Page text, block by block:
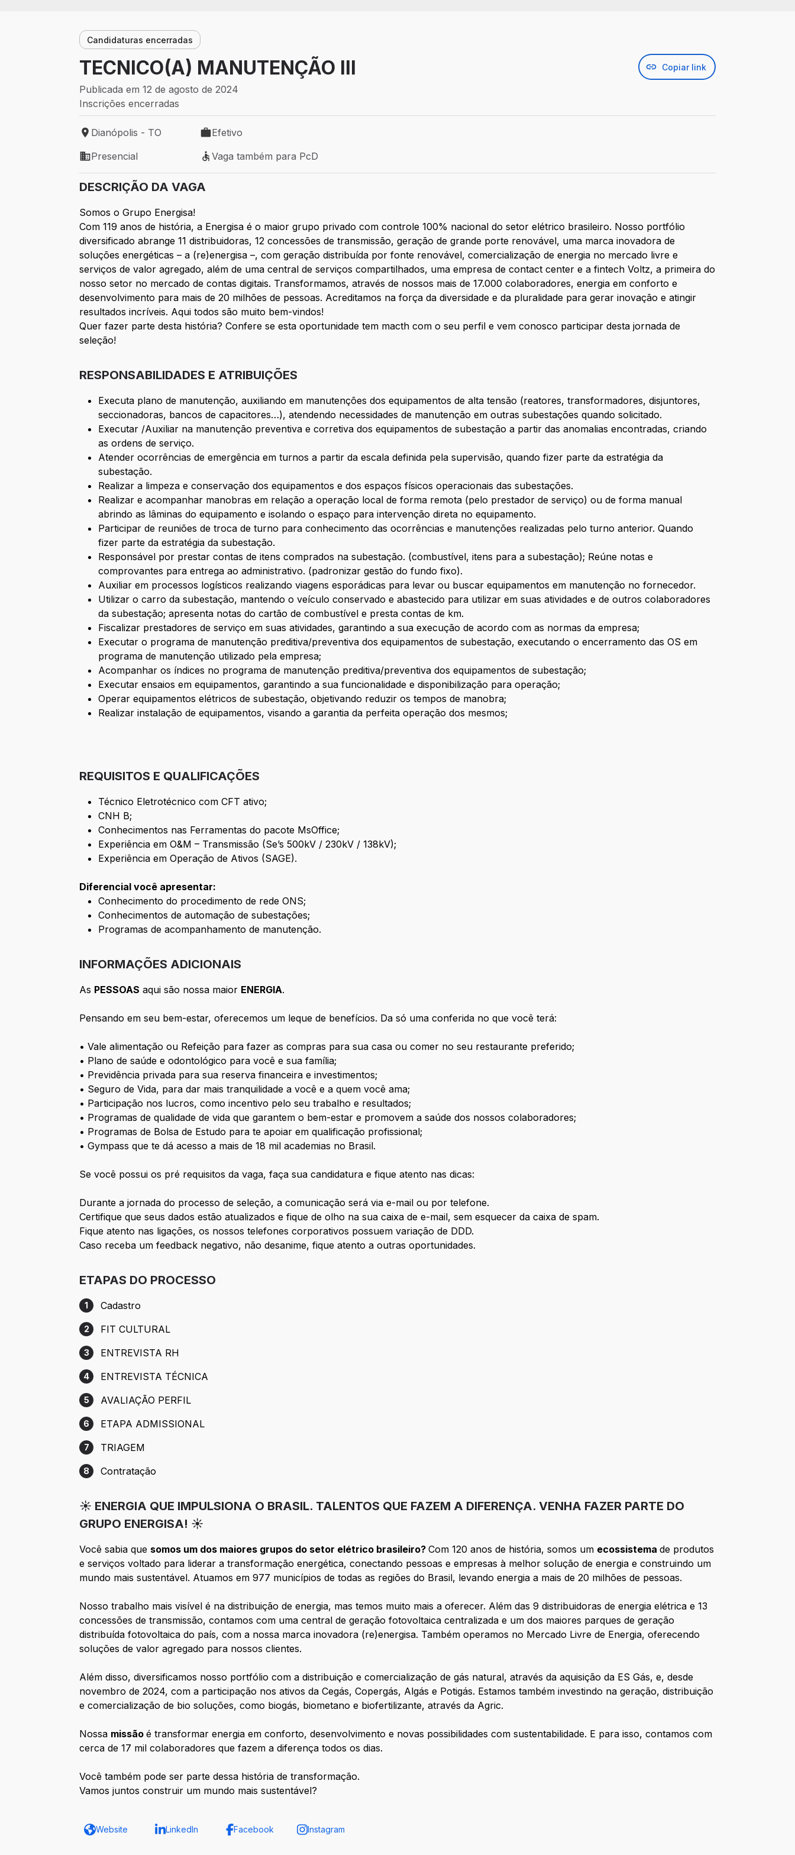
Candidaturas encerradas
TECNICO(A) MANUTENÇÃO III Copiar link
Publicada em 12 de agosto de 2024
Inscrições encerradas
Local de trabalho: Dianópolis - TO
Dianópolis - TO
Tipo de vaga: Efetivo
Efetivo
Modelo de trabalho: Presencial
Presencial
Vaga também para PcD
Vaga também para PcD
DESCRIÇÃO DA VAGA
Somos o Grupo Energisa!
Com 119 anos de história, a Energisa é o maior grupo privado com controle 100% nacional do setor elétrico brasileiro. Nosso portfólio
diversificado abrange 11 distribuidoras, 12 concessões de transmissão, geração de grande porte renovável, uma marca inovadora de
soluções energéticas – a (re)energisa –, com geração distribuída por fonte renovável, comercialização de energia no mercado livre e
serviços de valor agregado, além de uma central de serviços compartilhados, uma empresa de contact center e a fintech Voltz, a primeira do
nosso setor no mercado de contas digitais. Transformamos, através de nossos mais de 17.000 colaboradores, energia em conforto e
desenvolvimento para mais de 20 milhões de pessoas. Acreditamos na força da diversidade e da pluralidade para gerar inovação e atingir
resultados incríveis. Aqui todos são muito bem-vindos!
Quer fazer parte desta história? Confere se esta oportunidade tem macth com o seu perfil e vem conosco participar desta jornada de
seleção!
RESPONSABILIDADES E ATRIBUIÇÕES
Executa plano de manutenção, auxiliando em manutenções dos equipamentos de alta tensão (reatores, transformadores, disjuntores,
seccionadoras, bancos de capacitores…), atendendo necessidades de manutenção em outras subestações quando solicitado.
Executar /Auxiliar na manutenção preventiva e corretiva dos equipamentos de subestação a partir das anomalias encontradas, criando
as ordens de serviço.
Atender ocorrências de emergência em turnos a partir da escala definida pela supervisão, quando fizer parte da estratégia da
subestação.
Realizar a limpeza e conservação dos equipamentos e dos espaços físicos operacionais das subestações.
Realizar e acompanhar manobras em relação a operação local de forma remota (pelo prestador de serviço) ou de forma manual
abrindo as lâminas do equipamento e isolando o espaço para intervenção direta no equipamento.
Participar de reuniões de troca de turno para conhecimento das ocorrências e manutenções realizadas pelo turno anterior. Quando
fizer parte da estratégia da subestação.
Responsável por prestar contas de itens comprados na subestação. (combustível, itens para a subestação); Reúne notas e
comprovantes para entrega ao administrativo. (padronizar gestão do fundo fixo).
Auxiliar em processos logísticos realizando viagens esporádicas para levar ou buscar equipamentos em manutenção no fornecedor.
Utilizar o carro da subestação, mantendo o veículo conservado e abastecido para utilizar em suas atividades e de outros colaboradores
da subestação; apresenta notas do cartão de combustível e presta contas de km.
Fiscalizar prestadores de serviço em suas atividades, garantindo a sua execução de acordo com as normas da empresa;
Executar o programa de manutenção preditiva/preventiva dos equipamentos de subestação, executando o encerramento das OS em
programa de manutenção utilizado pela empresa;
Acompanhar os índices no programa de manutenção preditiva/preventiva dos equipamentos de subestação;
Executar ensaios em equipamentos, garantindo a sua funcionalidade e disponibilização para operação;
Operar equipamentos elétricos de subestação, objetivando reduzir os tempos de manobra;
Realizar instalação de equipamentos, visando a garantia da perfeita operação dos mesmos;
REQUISITOS E QUALIFICAÇÕES
Técnico Eletrotécnico com CFT ativo;
CNH B;
Conhecimentos nas Ferramentas do pacote MsOffice;
Experiência em O&M – Transmissão (Se’s 500kV / 230kV / 138kV);
Experiência em Operação de Ativos (SAGE).
Diferencial você apresentar:
Conhecimento do procedimento de rede ONS;
Conhecimentos de automação de subestações;
Programas de acompanhamento de manutenção.
INFORMAÇÕES ADICIONAIS
As PESSOAS aqui são nossa maior ENERGIA.
Pensando em seu bem-estar, oferecemos um leque de benefícios. Da só uma conferida no que você terá:
• Vale alimentação ou Refeição para fazer as compras para sua casa ou comer no seu restaurante preferido;
• Plano de saúde e odontológico para você e sua família;
• Previdência privada para sua reserva financeira e investimentos;
• Seguro de Vida, para dar mais tranquilidade a você e a quem você ama;
• Participação nos lucros, como incentivo pelo seu trabalho e resultados;
• Programas de qualidade de vida que garantem o bem-estar e promovem a saúde dos nossos colaboradores;
• Programas de Bolsa de Estudo para te apoiar em qualificação profissional;
• Gympass que te dá acesso a mais de 18 mil academias no Brasil.
Se você possui os pré requisitos da vaga, faça sua candidatura e fique atento nas dicas:
Durante a jornada do processo de seleção, a comunicação será via e-mail ou por telefone.
Certifique que seus dados estão atualizados e fique de olho na sua caixa de e-mail, sem esquecer da caixa de spam.
Fique atento nas ligações, os nossos telefones corporativos possuem variação de DDD.
Caso receba um feedback negativo, não desanime, fique atento a outras oportunidades.
ETAPAS DO PROCESSO
Etapa 1: Cadastro
1 Cadastro
Etapa 2: FIT CULTURAL
2 FIT CULTURAL
Etapa 3: ENTREVISTA RH
3 ENTREVISTA RH
Etapa 4: ENTREVISTA TÉCNICA
4 ENTREVISTA TÉCNICA
Etapa 5: AVALIAÇÃO PERFIL
5 AVALIAÇÃO PERFIL
Etapa 6: ETAPA ADMISSIONAL
6 ETAPA ADMISSIONAL
Etapa 7: TRIAGEM
7 TRIAGEM
Etapa 8: Contratação
8 Contratação
☀️ ENERGIA QUE IMPULSIONA O BRASIL. TALENTOS QUE FAZEM A DIFERENÇA. VENHA FAZER PARTE DO
GRUPO ENERGISA! ☀️
Você sabia que somos um dos maiores grupos do setor elétrico brasileiro?Com 120 anos de história, somos um ecossistemade produtos
e serviços voltado para liderar a transformação energética, conectando pessoas e empresas à melhor solução de energia e construindo um
mundo mais sustentável. Atuamos em 977 municípios de todas as regiões do Brasil, levando energia a mais de 20 milhões de pessoas.
Nosso trabalho mais visível é na distribuição de energia, mas temos muito mais a oferecer. Além das 9 distribuidoras de energia elétrica e 13
concessões de transmissão, contamos com uma central de geração fotovoltaica centralizada e um dos maiores parques de geração
distribuída fotovoltaica do país, com a nossa marca inovadora (re)energisa. Também operamos no Mercado Livre de Energia, oferecendo
soluções de valor agregado para nossos clientes.
Além disso, diversificamos nosso portfólio com a distribuição e comercialização de gás natural, através da aquisição da ES Gás, e, desde
novembro de 2024, com a participação nos ativos da Cegás, Copergás, Algás e Potigás. Estamos também investindo na geração, distribuição
e comercialização de bio soluções, como biogás, biometano e biofertilizante, através da Agric.
Nossa missãoé transformar energia em conforto, desenvolvimento e novas possibilidades com sustentabilidade. E para isso, contamos com
cerca de 17 mil colaboradores que fazem a diferença todos os dias.
Você também pode ser parte dessa história de transformação.
Vamos juntos construir um mundo mais sustentável?
Website LinkedIn Facebook Instagram